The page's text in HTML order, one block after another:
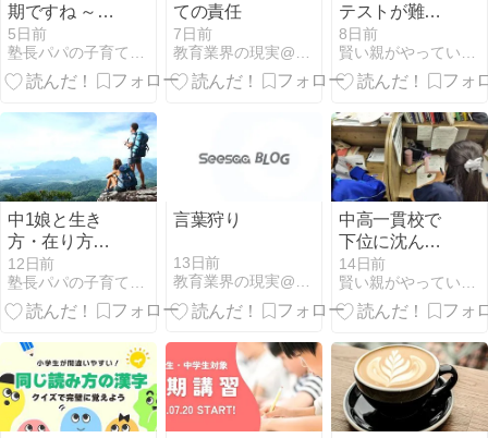
期ですね ～親
子の信頼関係
を築くには～
5日前
塾長パパの子育て＆教育研究所
ての責任
7日前
教育業界の現実@埼玉
テストが難し
くなったので
はなく、本当
に変わったの
る学力」で
す。
8日前
賢い親がやっている「できない」子を『できる』ようにする方法。
中1娘と生き
方・在り方に
ついて盛り上
がった話 ～
「ミッション
ト」って何？
～
12日前
塾長パパの子育て＆教育研究所
言葉狩り
13日前
教育業界の現実@埼玉
中高一貫校で
下位に沈んだ
お子さんが、
何年も浮上で
きない本当の
14日前
賢い親がやっている「できない」子を『できる』ようにする方法。